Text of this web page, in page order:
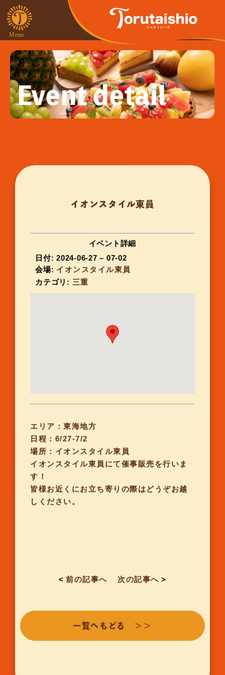
Event detail
イオンスタイル東員
イベント詳細
日付: 2024-06-27 – 07-02
会場: イオンスタイル東員
カテゴリ: 三重
エリア：東海地方
日程：6/27-7/2
場所：イオンスタイル東員
イオンスタイル東員にて催事販売を行いま
す！
皆様お近くにお立ち寄りの際はどうぞお越
しください。
<前の記事へ 次の記事へ >
一覧へもどる ＞＞